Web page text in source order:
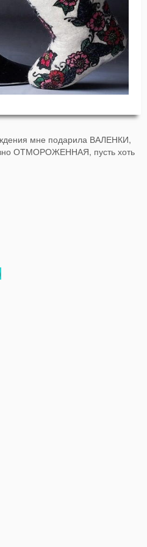
мне подарила ВАЛЕНКИ,
ОТМОРОЖЕННАЯ, пусть хоть